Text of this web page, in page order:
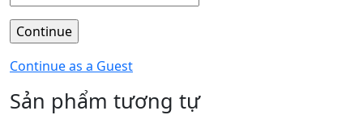
Continue as a Guest
Sản phẩm tương tự